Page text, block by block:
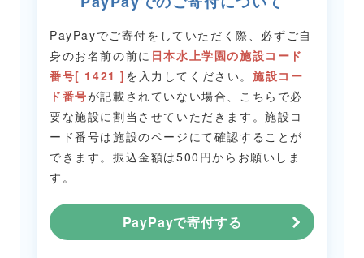
PayPayでご寄付をしていただく際、必ずご自
身のお名前の前に 日本水上学園の施設コード
番号[ 1421 ] を入力してください。 施設コー
ド番号が記載されていない場合、こちらで必
要な施設に割当させていただきます。施設コ
ード番号は施設のページにて確認することが
できます。 振込金額は500円からお願いしま
す。
PayPayで寄付する